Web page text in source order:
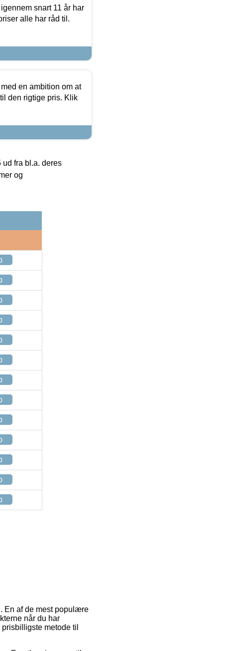
snart 11 år har
alle har råd til.
en ambition om at
den rigtige pris. Klik
fra bl.a. deres
og
En af de mest populære
når du har
metode til